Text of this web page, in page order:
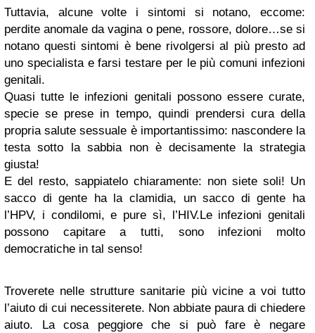
Tuttavia, alcune volte i sintomi si notano, eccome:
perdite anomale da vagina o pene, rossore, dolore…se si
notano questi sintomi è bene rivolgersi al più presto ad
uno specialista e farsi testare per le più comuni infezioni
genitali.
Quasi tutte le infezioni genitali possono essere curate,
specie se prese in tempo, quindi prendersi cura della
propria salute sessuale è importantissimo: nascondere la
testa sotto la sabbia non è decisamente la strategia
giusta!
E del resto, sappiatelo chiaramente: non siete soli! Un
sacco di gente ha la clamidia, un sacco di gente ha
l’HPV, i condilomi, e pure sì, l’HIV.Le infezioni genitali
possono capitare a tutti, sono infezioni molto
democratiche in tal senso!
Troverete nelle strutture sanitarie più vicine a voi tutto
l’aiuto di cui necessiterete. Non abbiate paura di chiedere
aiuto. La cosa peggiore che si può fare è negare